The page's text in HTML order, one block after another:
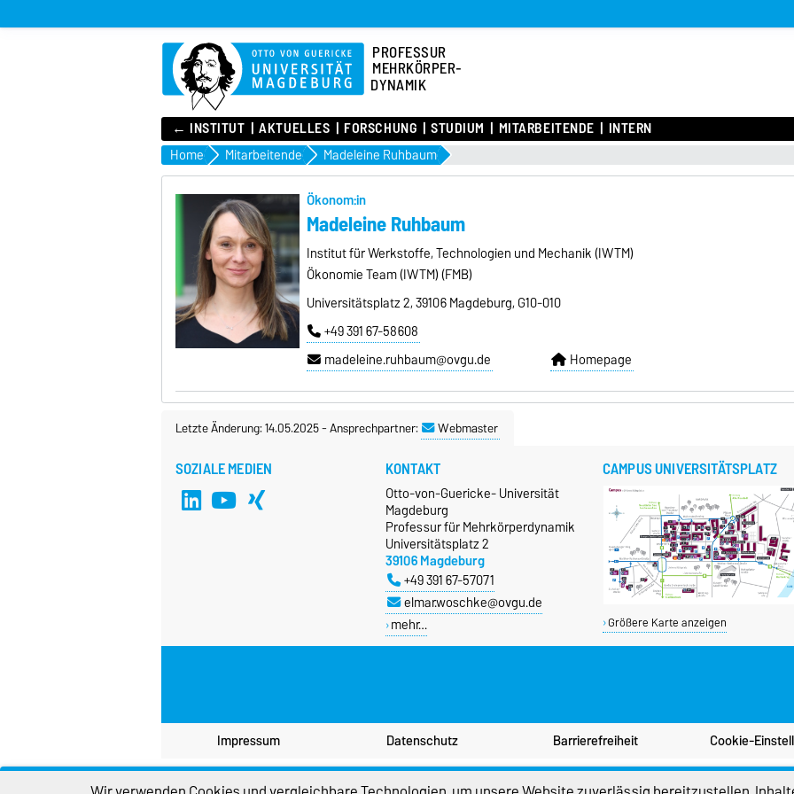
PROFESSUR
MEHRKÖRPER-
DYNAMIK
← INSTITUT AKTUELLES FORSCHUNG STUDIUM MITARBEITENDE INTERN
Home Mitarbeitende Madeleine Ruhbaum
Ökonom:in
Madeleine Ruhbaum
Institut für Werkstoffe, Technologien und Mechanik (IWTM)
Ökonomie Team (IWTM) (FMB)
Universitätsplatz 2, 39106 Magdeburg, G10-010
+49 391 67-58608
madeleine.ruhbaum@ovgu.de
Homepage
Letzte Änderung: 14.05.2025-Ansprechpartner: Webmaster
SOZIALE MEDIEN KONTAKT
Otto-von-Guericke- Universität
Magdeburg
Professur für Mehrkörperdynamik
Universitätsplatz 2
39106 Magdeburg
+49 391 67-57071
elmar.woschke@ovgu.de
mehr…
CAMPUS UNIVERSITÄTSPLATZ
Größere Karte anzeigen
Impressum Datenschutz Barrierefreiheit Cookie-